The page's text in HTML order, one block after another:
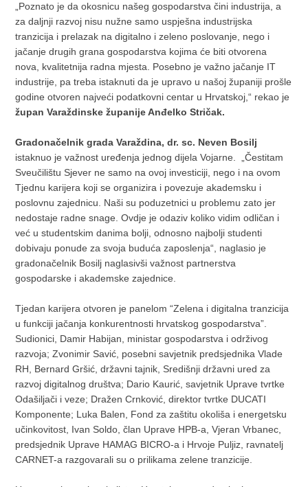
„Poznato je da okosnicu našeg gospodarstva čini industrija, a
za daljnji razvoj nisu nužne samo uspješna industrijska
tranzicija i prelazak na digitalno i zeleno poslovanje, nego i
jačanje drugih grana gospodarstva kojima će biti otvorena
nova, kvalitetnija radna mjesta. Posebno je važno jačanje IT
industrije, pa treba istaknuti da je upravo u našoj županiji prošle
godine otvoren najveći podatkovni centar u Hrvatskoj,“ rekao je
župan Varaždinske županije Anđelko Stričak.
Gradonačelnik grada Varaždina, dr. sc. Neven Bosilj
istaknuo je važnost uređenja jednog dijela Vojarne. „Čestitam
Sveučilištu Sjever ne samo na ovoj investiciji, nego i na ovom
Tjednu karijera koji se organizira i povezuje akademsku i
poslovnu zajednicu. Naši su poduzetnici u problemu zato jer
nedostaje radne snage. Ovdje je odaziv koliko vidim odličan i
već u studentskim danima bolji, odnosno najbolji studenti
dobivaju ponude za svoja buduća zaposlenja“, naglasio je
gradonačelnik Bosilj naglasivši važnost partnerstva
gospodarske i akademske zajednice.
Tjedan karijera otvoren je panelom “Zelena i digitalna tranzicija
u funkciji jačanja konkurentnosti hrvatskog gospodarstva”.
Sudionici, Damir Habijan, ministar gospodarstva i održivog
razvoja; Zvonimir Savić, posebni savjetnik predsjednika Vlade
RH, Bernard Gršić, državni tajnik, Središnji državni ured za
razvoj digitalnog društva; Dario Kaurić, savjetnik Uprave tvrtke
Odašiljači i veze; Dražen Crnković, direktor tvrtke DUCATI
Komponente; Luka Balen, Fond za zaštitu okoliša i energetsku
učinkovitost, Ivan Soldo, član Uprave HPB-a, Vjeran Vrbanec,
predsjednik Uprave HAMAG BICRO-a i Hrvoje Puljiz, ravnatelj
CARNET-a razgovarali su o prilikama zelene tranzicije.